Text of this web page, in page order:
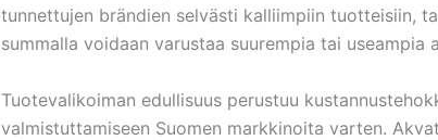
tunnettujen brändien selvästi kalliimpiin tuotteisiin,
summalla voidaan varustaa suurempia tai
Tuotevalikoiman edullisuus perustuu
valmistuttamiseen Suomen markkinoita varten.